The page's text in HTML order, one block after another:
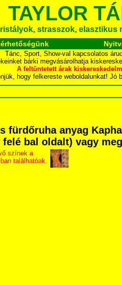
TAYLOR
strasszok,
Tánc, Sport, Show-val kapcsolatos
bárki megvásárolhatja
A feltüntetett árak
hogy felkereste weboldalunkat! Jó
fürdőruha anyag
bal oldalt) vagy
színek a
találhatóak.